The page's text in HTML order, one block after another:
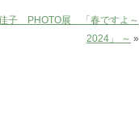
子 PHOTO展 「春ですよ～
2024」 ～ »